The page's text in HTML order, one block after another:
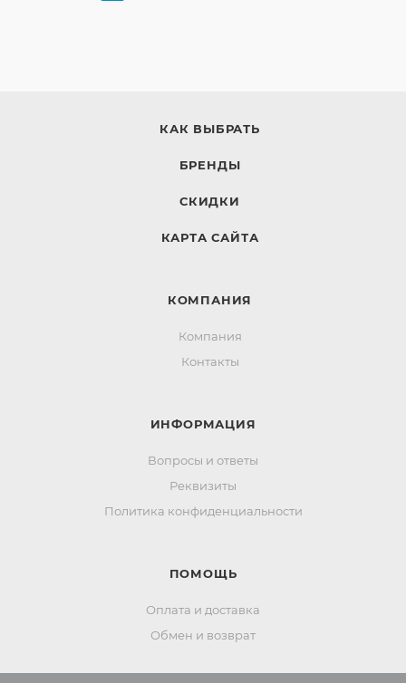
КАК ВЫБРАТЬ
БРЕНДЫ
СКИДКИ
КАРТА САЙТА
КОМПАНИЯ
Компания
Контакты
ИНФОРМАЦИЯ
Вопросы и ответы
Реквизиты
Политика конфиденциальности
ПОМОЩЬ
Оплата и доставка
Обмен и возврат